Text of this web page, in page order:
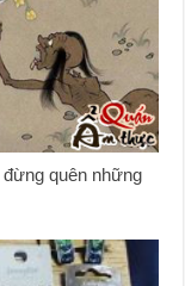
quên những